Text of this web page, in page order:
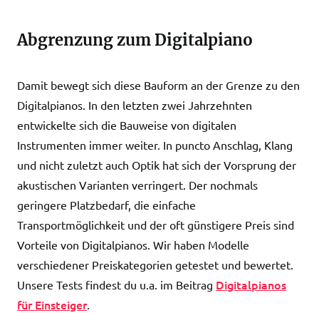
Abgrenzung zum Digitalpiano
Damit bewegt sich diese Bauform an der Grenze zu den
Digitalpianos. In den letzten zwei Jahrzehnten
entwickelte sich die Bauweise von digitalen
Instrumenten immer weiter. In puncto Anschlag, Klang
und nicht zuletzt auch Optik hat sich der Vorsprung der
akustischen Varianten verringert. Der nochmals
geringere Platzbedarf, die einfache
Transportmöglichkeit und der oft günstigere Preis sind
Vorteile von Digitalpianos. Wir haben Modelle
verschiedener Preiskategorien getestet und bewertet.
Unsere Tests findest du u.a. im Beitrag Digitalpianos
für Einsteiger.